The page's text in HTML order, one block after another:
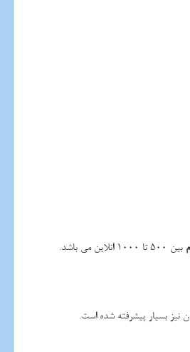
بین 500 تا 1000 انلاین می باشد.
نیز بسیار پیشرفته شده است.